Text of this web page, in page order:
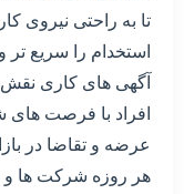
تا به راحتی نیروی
استخدام را سریع تر
آگهی های کاری نقش
افراد با فرصت های
عرضه و تقاضا در
هر روزه شرکت ها و